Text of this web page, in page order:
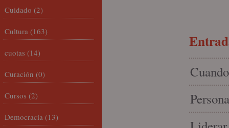
Cuidado (2)
Cultura (163)
cuotas (14)
Curación (0)
Cursos (2)
Democracia (13)